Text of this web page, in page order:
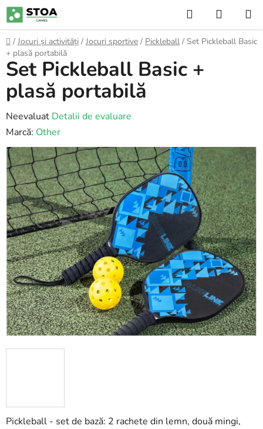
Treci
la
conținut
Căutare
DE
Acasă
/ Jocuri și activități / Jocuri sportive / Pickleball / Set Pickleball Basic
+ plasă portabilă
Pickleball - set de bază: 2 rachete din lemn, două mingi,
Set Pickleball Basic +
plasă portabilă
Evaluarea
medie
a
produsului
este
0,0
din
5
stele.
Neevaluat Detalii de evaluare
Marcă: Other